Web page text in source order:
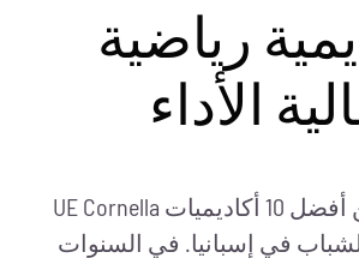
رياضية
الأداء
UE Cornella هي واحدة من أفضل 10 أكاديميات
في إسبانيا. في السنوات